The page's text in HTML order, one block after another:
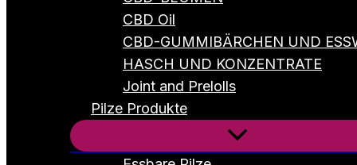
CBD Oil
CBD-GUMMIBÄRCHEN UND
HASCH UND KONZENTRATE
Joint and Prelolls
Pilze Produkte